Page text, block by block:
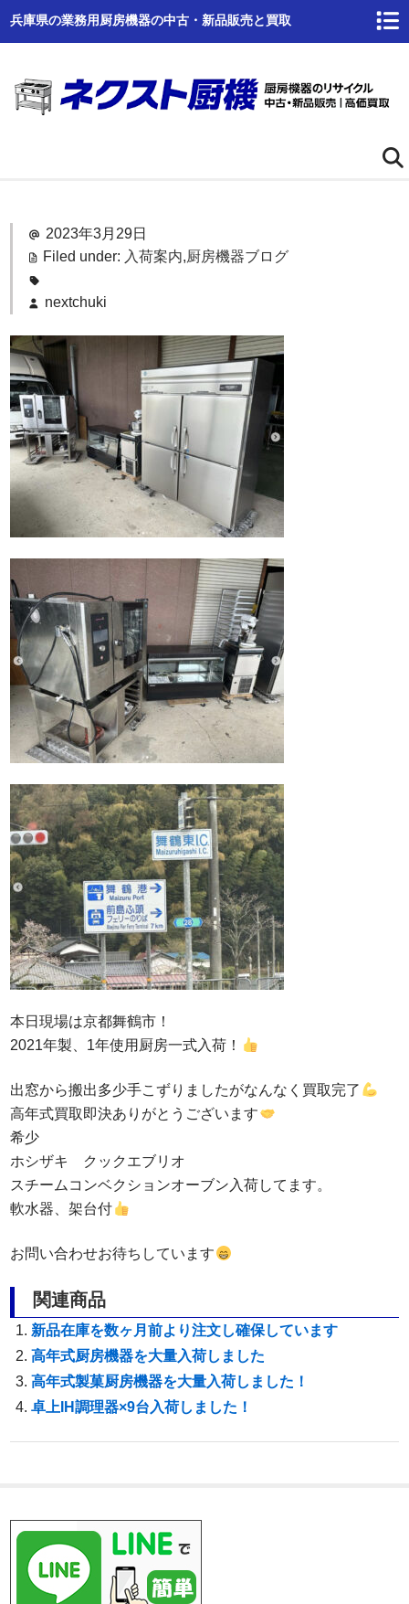
兵庫県の業務用厨房機器の中古・新品販売と買取
ネクスト厨機とは
商品一覧
高価買取
商品倉庫
Q&A
事業案内
ブログ
お問い合わせ
2023年3月29日
Filed under: 入荷案内,厨房機器ブログ
nextchuki
本日現場は京都舞鶴市！
2021年製、1年使用厨房一式入荷！
出窓から搬出多少手こずりましたがなんなく買取完了
高年式買取即決ありがとうございます
希少
ホシザキ クックエブリオ
スチームコンベクションオーブン入荷してます。
軟水器、架台付
お問い合わせお待ちしています
関連商品
新品在庫を数ヶ月前より注文し確保しています
高年式厨房機器を大量入荷しました
高年式製菓厨房機器を大量入荷しました！
卓上IH調理器×9台入荷しました！